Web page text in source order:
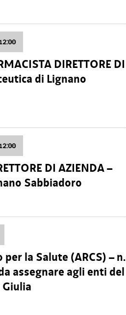
DIRETTORE DI
di Lignano
DI AZIENDA –
Sabbiadoro
la Salute (ARCS) – n.
assegnare agli enti del